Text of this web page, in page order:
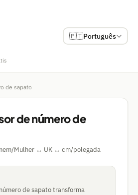
🇵🇹Português
de sapato
de número de
Mulher ↔ UK ↔ cm/polegada
de sapato transforma